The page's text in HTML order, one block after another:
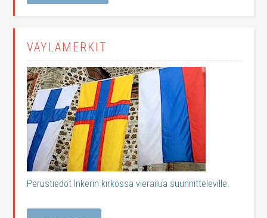
VÄYLÄMERKIT
Perustiedot Inkerin kirkossa vierailua suunnitteleville.